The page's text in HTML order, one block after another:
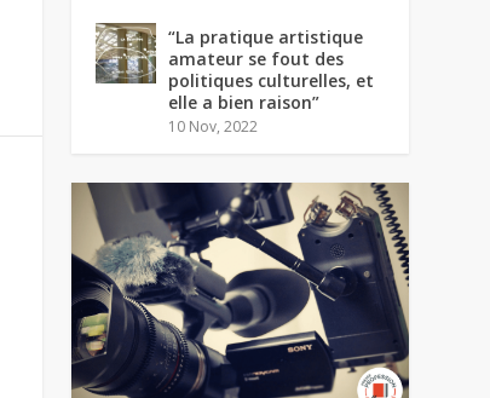
“La pratique artistique
amateur se fout des
politiques culturelles, et
elle a bien raison”
10 Nov, 2022